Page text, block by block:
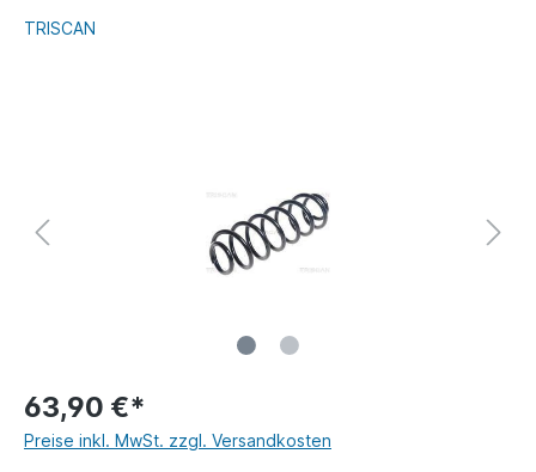
TRISCAN
63,90 €*
Preise inkl. MwSt. zzgl. Versandkosten